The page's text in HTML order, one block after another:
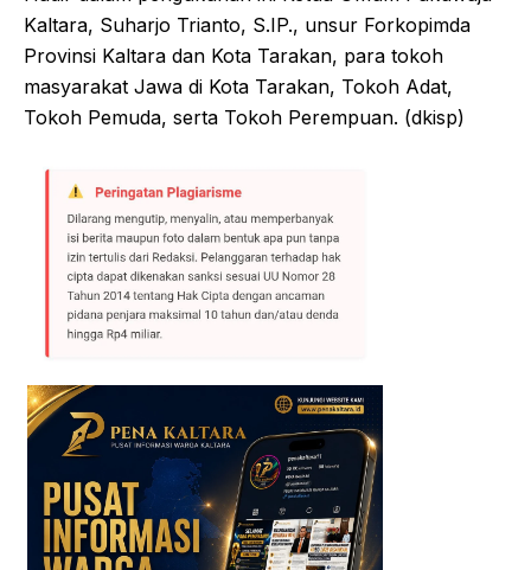
Kaltara, Suharjo Trianto, S.IP., unsur Forkopimda
Provinsi Kaltara dan Kota Tarakan, para tokoh
masyarakat Jawa di Kota Tarakan, Tokoh Adat,
Tokoh Pemuda, serta Tokoh Perempuan. (dkisp)